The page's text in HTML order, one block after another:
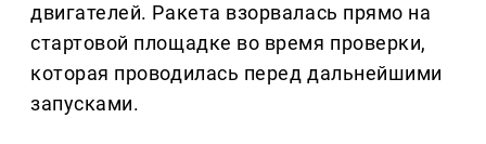
двигателей. Ракета взорвалась прямо на
стартовой площадке во время проверки,
которая проводилась перед дальнейшими
запусками.